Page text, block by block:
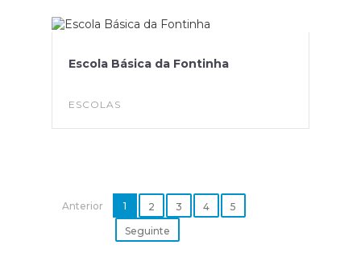
Escola Básica da Fontinha
ESCOLAS
Anterior 1 2 3 4
5
Seguinte